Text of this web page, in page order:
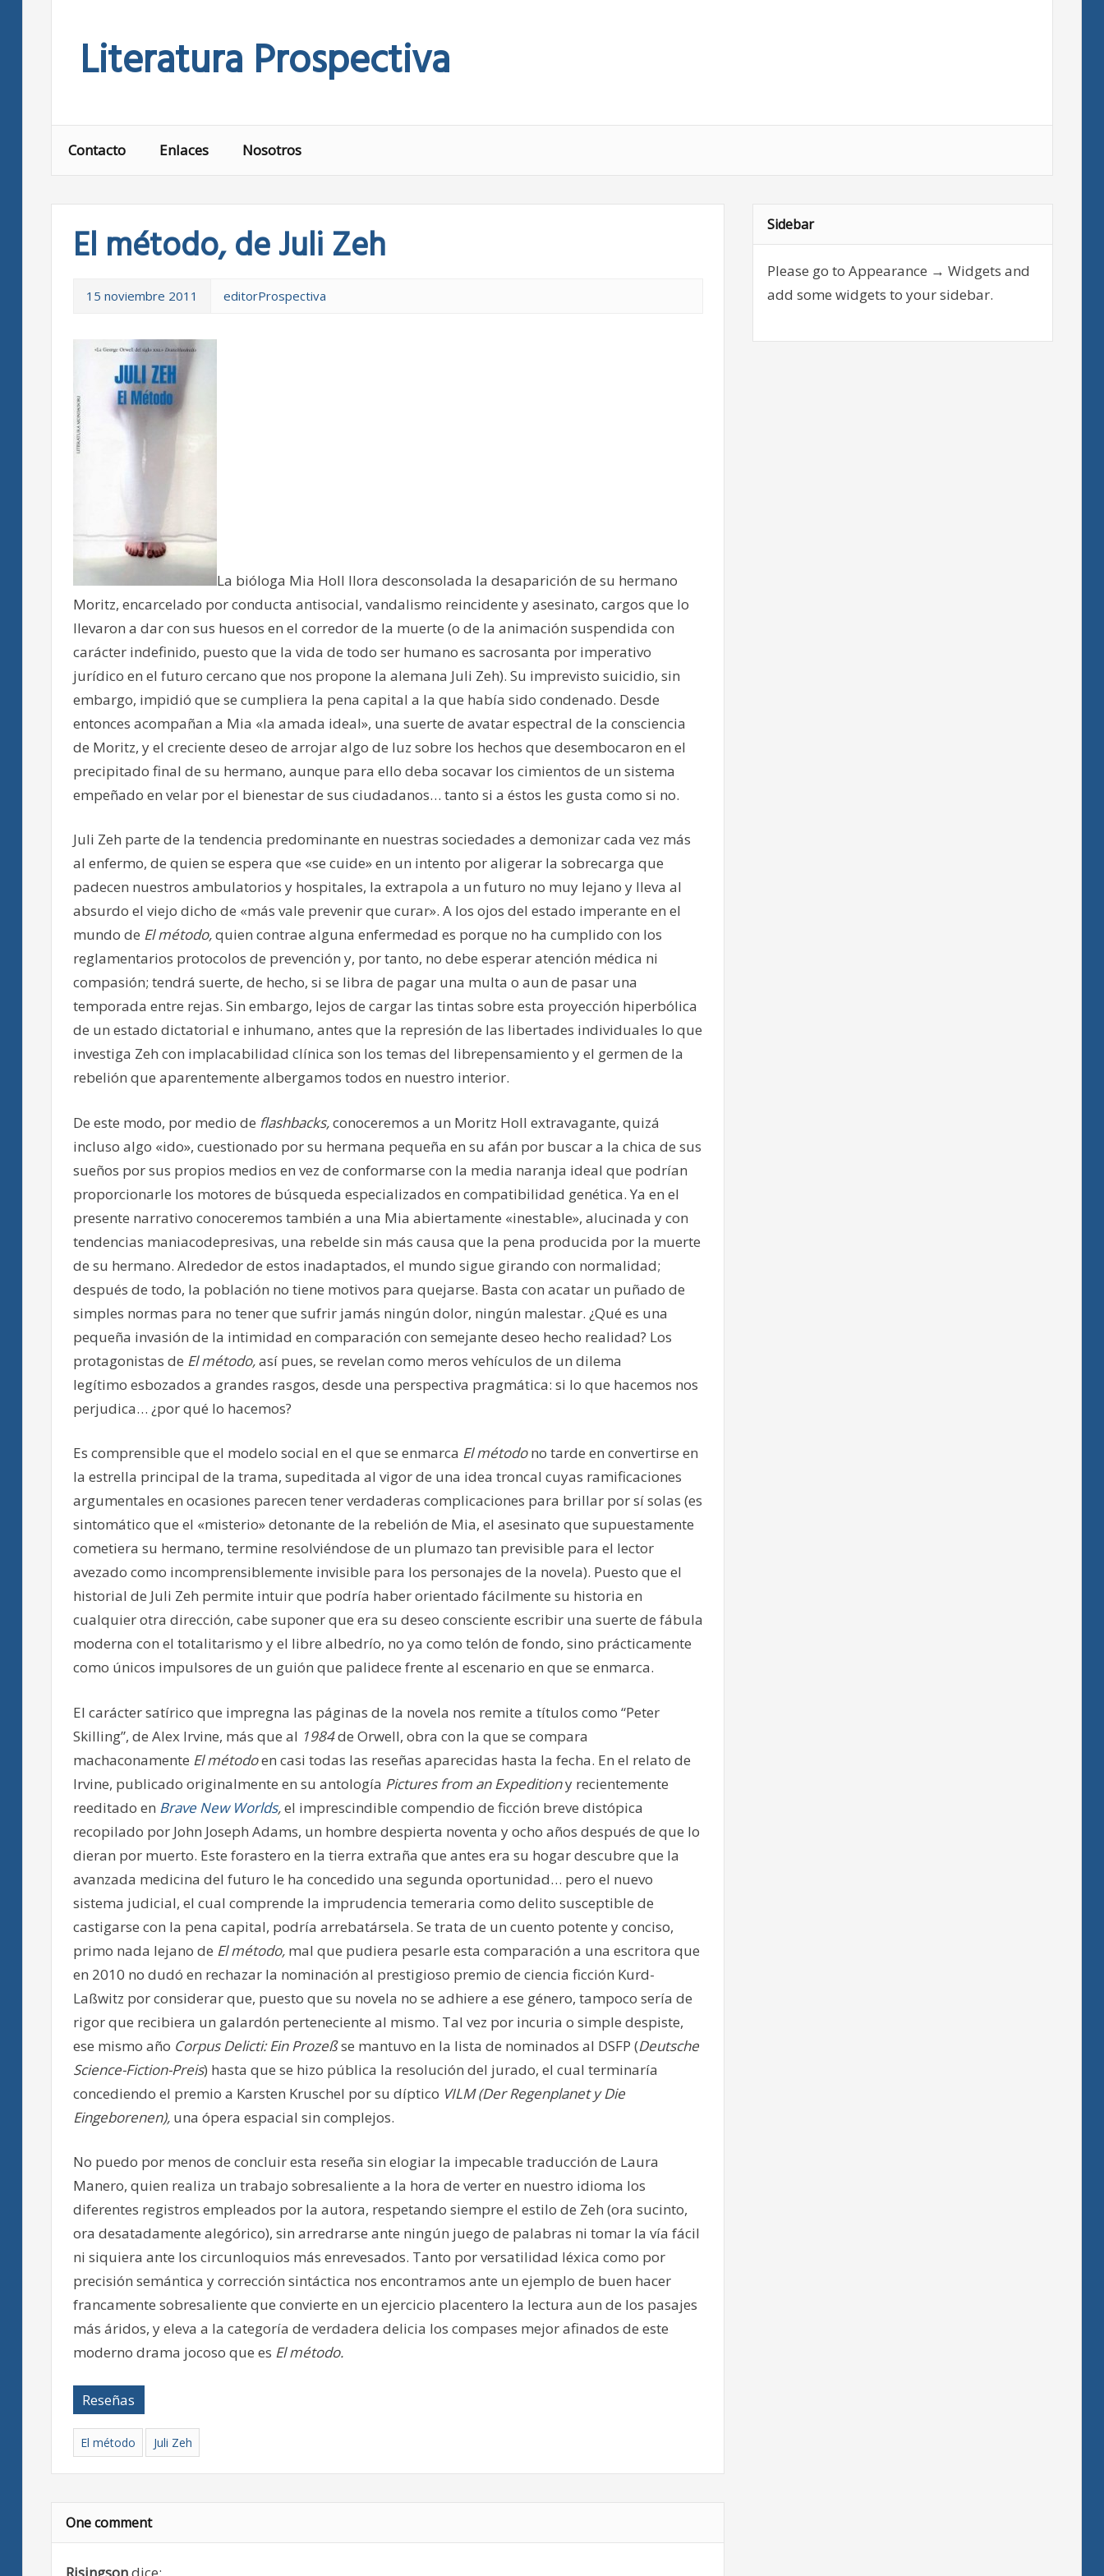
Literatura Prospectiva
Contacto Enlaces Nosotros
El método, de Juli Zeh
15 noviembre 2011 editorProspectiva
La bióloga Mia Holl llora desconsolada la desaparición de su hermano
Moritz, encarcelado por conducta antisocial, vandalismo reincidente y asesinato, cargos que lo
llevaron a dar con sus huesos en el corredor de la muerte (o de la animación suspendida con
carácter indefinido, puesto que la vida de todo ser humano es sacrosanta por imperativo
jurídico en el futuro cercano que nos propone la alemana Juli Zeh). Su imprevisto suicidio, sin
embargo, impidió que se cumpliera la pena capital a la que había sido condenado. Desde
entonces acompañan a Mia «la amada ideal», una suerte de avatar espectral de la consciencia
de Moritz, y el creciente deseo de arrojar algo de luz sobre los hechos que desembocaron en el
precipitado final de su hermano, aunque para ello deba socavar los cimientos de un sistema
empeñado en velar por el bienestar de sus ciudadanos… tanto si a éstos les gusta como si no.
Juli Zeh parte de la tendencia predominante en nuestras sociedades a demonizar cada vez más
al enfermo, de quien se espera que «se cuide» en un intento por aligerar la sobrecarga que
padecen nuestros ambulatorios y hospitales, la extrapola a un futuro no muy lejano y lleva al
absurdo el viejo dicho de «más vale prevenir que curar». A los ojos del estado imperante en el
mundo de El método,quien contrae alguna enfermedad es porque no ha cumplido con los
reglamentarios protocolos de prevención y, por tanto, no debe esperar atención médica ni
compasión; tendrá suerte, de hecho, si se libra de pagar una multa o aun de pasar una
temporada entre rejas. Sin embargo, lejos de cargar las tintas sobre esta proyección hiperbólica
de un estado dictatorial e inhumano, antes que la represión de las libertades individuales lo que
investiga Zeh con implacabilidad clínica son los temas del librepensamiento y el germen de la
rebelión que aparentemente albergamos todos en nuestro interior.
De este modo, por medio de flashbacks,conoceremos a un Moritz Holl extravagante, quizá
incluso algo «ido», cuestionado por su hermana pequeña en su afán por buscar a la chica de sus
sueños por sus propios medios en vez de conformarse con la media naranja ideal que podrían
proporcionarle los motores de búsqueda especializados en compatibilidad genética. Ya en el
presente narrativo conoceremos también a una Mia abiertamente «inestable», alucinada y con
tendencias maniacodepresivas, una rebelde sin más causa que la pena producida por la muerte
de su hermano. Alrededor de estos inadaptados, el mundo sigue girando con normalidad;
después de todo, la población no tiene motivos para quejarse. Basta con acatar un puñado de
simples normas para no tener que sufrir jamás ningún dolor, ningún malestar. ¿Qué es una
pequeña invasión de la intimidad en comparación con semejante deseo hecho realidad? Los
protagonistas de El método,así pues, se revelan como meros vehículos de un dilema
legítimo esbozados a grandes rasgos, desde una perspectiva pragmática: si lo que hacemos nos
perjudica… ¿por qué lo hacemos?
Es comprensible que el modelo social en el que se enmarca El métodono tarde en convertirse en
la estrella principal de la trama, supeditada al vigor de una idea troncal cuyas ramificaciones
argumentales en ocasiones parecen tener verdaderas complicaciones para brillar por sí solas (es
sintomático que el «misterio» detonante de la rebelión de Mia, el asesinato que supuestamente
cometiera su hermano, termine resolviéndose de un plumazo tan previsible para el lector
avezado como incomprensiblemente invisible para los personajes de la novela). Puesto que el
historial de Juli Zeh permite intuir que podría haber orientado fácilmente su historia en
cualquier otra dirección, cabe suponer que era su deseo consciente escribir una suerte de fábula
moderna con el totalitarismo y el libre albedrío, no ya como telón de fondo, sino prácticamente
como únicos impulsores de un guión que palidece frente al escenario en que se enmarca.
El carácter satírico que impregna las páginas de la novela nos remite a títulos como “Peter
Skilling”, de Alex Irvine, más que al 1984de Orwell, obra con la que se compara
machaconamente El métodoen casi todas las reseñas aparecidas hasta la fecha. En el relato de
Irvine, publicado originalmente en su antología Pictures from an Expeditiony recientemente
reeditado en Brave New Worlds,el imprescindible compendio de ficción breve distópica
recopilado por John Joseph Adams, un hombre despierta noventa y ocho años después de que lo
dieran por muerto. Este forastero en la tierra extraña que antes era su hogar descubre que la
avanzada medicina del futuro le ha concedido una segunda oportunidad… pero el nuevo
sistema judicial, el cual comprende la imprudencia temeraria como delito susceptible de
castigarse con la pena capital, podría arrebatársela. Se trata de un cuento potente y conciso,
primo nada lejano de El método,mal que pudiera pesarle esta comparación a una escritora que
en 2010 no dudó en rechazar la nominación al prestigioso premio de ciencia ficción Kurd-
Laßwitz por considerar que, puesto que su novela no se adhiere a ese género, tampoco sería de
rigor que recibiera un galardón perteneciente al mismo. Tal vez por incuria o simple despiste,
ese mismo año Corpus Delicti: Ein Prozeßse mantuvo en la lista de nominados al DSFP (Deutsche
Science-Fiction-Preis) hasta que se hizo pública la resolución del jurado, el cual terminaría
concediendo el premio a Karsten Kruschel por su díptico VILM (Der Regenplanet y Die
Eingeborenen),una ópera espacial sin complejos.
No puedo por menos de concluir esta reseña sin elogiar la impecable traducción de Laura
Manero, quien realiza un trabajo sobresaliente a la hora de verter en nuestro idioma los
diferentes registros empleados por la autora, respetando siempre el estilo de Zeh (ora sucinto,
ora desatadamente alegórico), sin arredrarse ante ningún juego de palabras ni tomar la vía fácil
ni siquiera ante los circunloquios más enrevesados. Tanto por versatilidad léxica como por
precisión semántica y corrección sintáctica nos encontramos ante un ejemplo de buen hacer
francamente sobresaliente que convierte en un ejercicio placentero la lectura aun de los pasajes
más áridos, y eleva a la categoría de verdadera delicia los compases mejor afinados de este
moderno drama jocoso que es El método.
Reseñas
El método Juli Zeh
One comment
Risingsondice:
Sidebar
Please go to Appearance → Widgets and
add some widgets to your sidebar.